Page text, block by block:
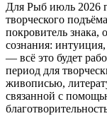
Для Рыб июль 2026
творческого
покровитель знака,
сознания:
— всё это будет
период для
живописью,
связанной с